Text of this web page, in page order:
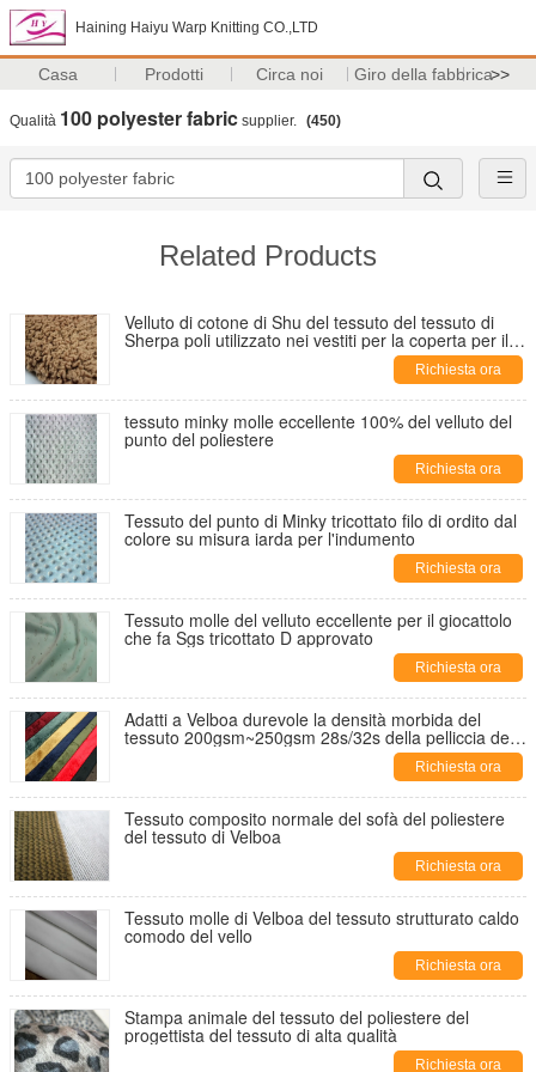
Haining Haiyu Warp Knitting CO.,LTD
Casa Prodotti Circa noi Giro della fabbrica>>
Qualità 100 polyester fabric supplier. (450)
Related Products
Velluto di cotone di Shu del tessuto del tessuto di
Sherpa poli utilizzato nei vestiti per la coperta per il
Richiesta ora
tessuto minky molle eccellente 100% del velluto del
punto del poliestere
Richiesta ora
Tessuto del punto di Minky tricottato filo di ordito dal
colore su misura iarda per l'indumento
Richiesta ora
Tessuto molle del velluto eccellente per il giocattolo
che fa Sgs tricottato D approvato
Richiesta ora
Adatti a Velboa durevole la densità morbida del
tessuto 200gsm~250gsm 28s/32s della pelliccia del
Richiesta ora
Tessuto composito normale del sofà del poliestere
del tessuto di Velboa
Richiesta ora
Tessuto molle di Velboa del tessuto strutturato caldo
comodo del vello
Richiesta ora
Stampa animale del tessuto del poliestere del
progettista del tessuto di alta qualità
Richiesta ora